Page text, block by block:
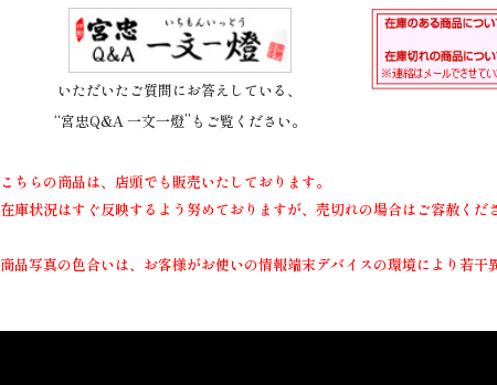
いただいたご質問にお答えしている、
“宮忠Q&A 一文一燈”もご覧ください。
こちらの商品は、店頭でも販売いたしております。
在庫状況はすぐ反映するよう努めておりますが、売切れの場合はご容赦くだ
商品写真の色合いは、お客様がお使いの情報端末デバイスの環境により若干